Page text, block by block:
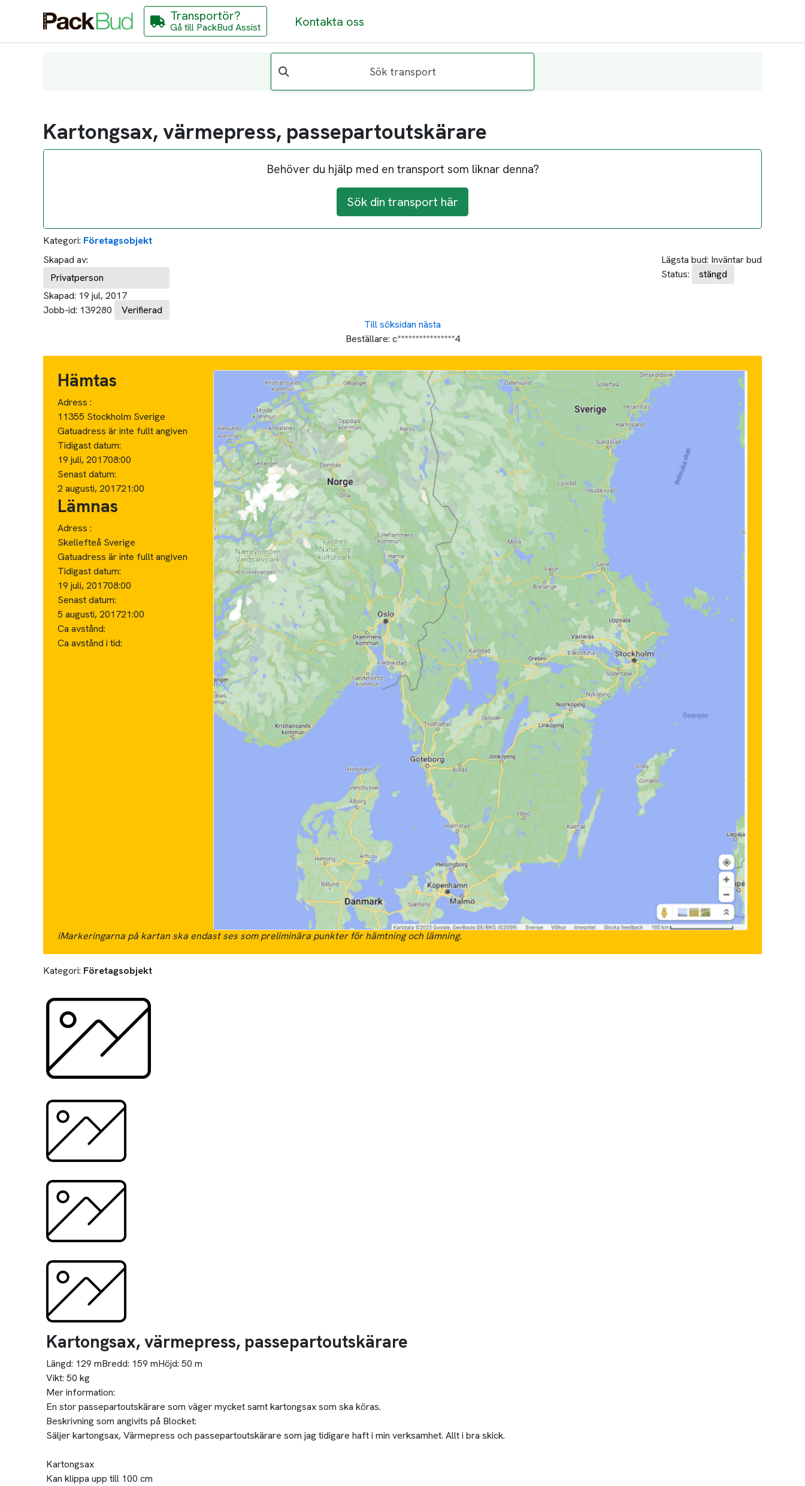
Transportör?
Gå till PackBud Assist Kontakta oss
Sök transport
Kartongsax, värmepress, passepartoutskärare
Behöver du hjälp med en transport som liknar denna?
Sök din transport här
Kategori: Företagsobjekt
Skapad av:
Privatperson
Skapad: 19 jul, 2017
Jobb-id: 139280 Verifierad
Lägsta bud: Inväntar bud
Status:
stängd
Till söksidan nästa
Beställare: c****************4
Hämtas
Adress :
11355 Stockholm Sverige
Gatuadress är inte fullt angiven
Tidigast datum:
19 juli, 201708:00
Senast datum:
2 augusti, 201721:00
Lämnas
Adress :
Skellefteå Sverige
Gatuadress är inte fullt angiven
Tidigast datum:
19 juli, 201708:00
Senast datum:
5 augusti, 201721:00
Ca avstånd:
Ca avstånd i tid:
iMarkeringarna på kartan ska endast ses som preliminära punkter för hämtning och lämning.
Kategori: Företagsobjekt
Kartongsax, värmepress, passepartoutskärare
Längd: 129 mBredd: 159 mHöjd: 50 m
Vikt: 50 kg
Mer information:
En stor passepartoutskärare som väger mycket samt kartongsax som ska köras.
Beskrivning som angivits på Blocket:
Säljer kartongsax, Värmepress och passepartoutskärare som jag tidigare haft i min verksamhet. Allt i bra skick.
Kartongsax
Kan klippa upp till 100 cm